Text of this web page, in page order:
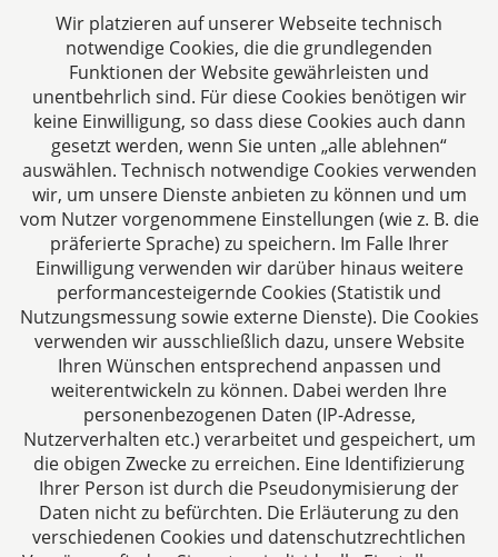
CTC LEGAL
Aachen
Jülicher Straße 215
52070 Aachen
Deutschland
Tel: +49 241 94621-0
Fax: +49 241 94621-111
E-Mail:kanzlei@dhk-law.com
Über uns
Ihre Ansprechpartner für Fragen rund um
Gesellschaftsrecht, Steuergestaltung und
Vertragsrecht.
Wir platzieren auf unserer Webseite technisch
notwendige Cookies, die die grundlegenden
Funktionen der Website gewährleisten und
unentbehrlich sind. Für diese Cookies benötigen wir
keine Einwilligung, so dass diese Cookies auch dann
gesetzt werden, wenn Sie unten „alle ablehnen“
auswählen. Technisch notwendige Cookies verwenden
wir, um unsere Dienste anbieten zu können und um
vom Nutzer vorgenommene Einstellungen (wie z. B. die
präferierte Sprache) zu speichern. Im Falle Ihrer
Einwilligung verwenden wir darüber hinaus weitere
performancesteigernde Cookies (Statistik und
Nutzungsmessung sowie externe Dienste). Die Cookies
verwenden wir ausschließlich dazu, unsere Website
Ihren Wünschen entsprechend anpassen und
weiterentwickeln zu können. Dabei werden Ihre
personenbezogenen Daten (IP-Adresse,
Nutzerverhalten etc.) verarbeitet und gespeichert, um
die obigen Zwecke zu erreichen. Eine Identifizierung
Ihrer Person ist durch die Pseudonymisierung der
Daten nicht zu befürchten. Die Erläuterung zu den
verschiedenen Cookies und datenschutzrechtlichen